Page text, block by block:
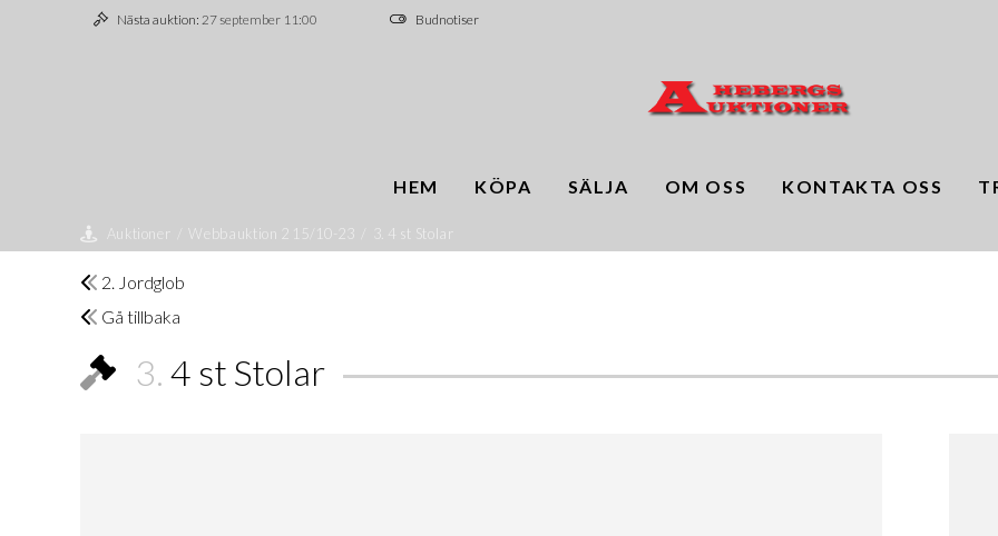
Nästa auktion: 27 september 11:00 Budnotiser
HEM KÖPA SÄLJA OM OSS KONTAKTA OSS
Auktioner Webbauktion 2 15/10-23 3. 4 st Stolar
2. Jordglob
Gå tillbaka
3. 4 st Stolar